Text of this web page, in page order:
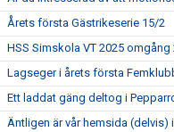
Årets första Gästrikeserie 15/2
HSS Simskola VT 2025 omgång
Lagseger i årets första
Ett laddat gäng deltog i
Äntligen är vår hemsida (delvis)